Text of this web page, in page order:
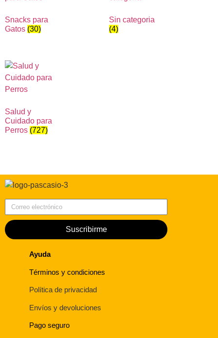
Snacks para
Gatos (30)
Sin categoria
(4)
Salud y
Cuidado para
Perros (727)
Suscribirme
Ayuda
Términos y condiciones
Política de privacidad
Envíos y devoluciones
Pago seguro